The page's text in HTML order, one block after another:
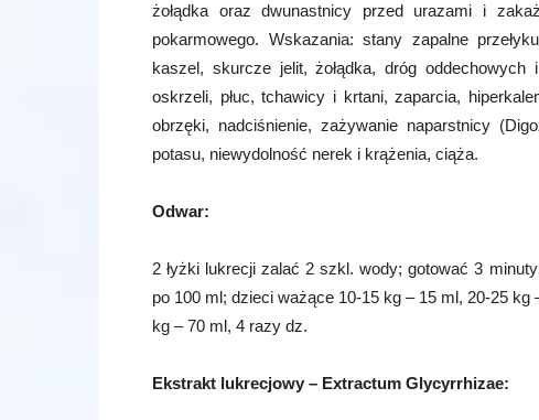
żołądka oraz dwunastnicy przed urazami i
pokarmowego. Wskazania: stany zapalne
kaszel, skurcze jelit, żołądka, dróg
oskrzeli, płuc, tchawicy i krtani, zaparcia,
obrzęki, nadciśnienie, zażywanie naparstnicy
potasu, niewydolność nerek i krążenia, ciąża.
Odwar:
2 łyżki lukrecji zalać 2 szkl. wody; gotować 3
po 100 ml; dzieci ważące 10-15 kg – 15 ml, 20-25
kg – 70 ml, 4 razy dz.
Ekstrakt lukrecjowy – Extractum Glycyrrhizae: